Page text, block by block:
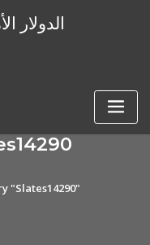
الدولار
"Slates14290"